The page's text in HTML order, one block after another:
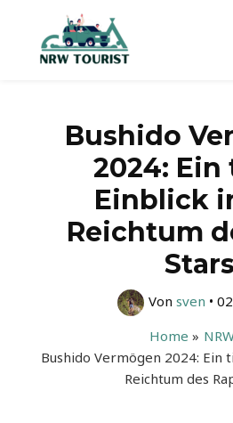
springen
Bushido
2024:
Einblick
Reichtum
Stars
Von sven •
Home
Bushido Vermögen 2024: Ein
Reichtum des